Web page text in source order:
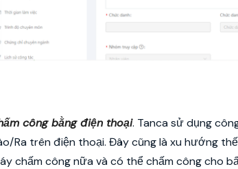
công bằng điện thoại. Tanca sử dụng
Ra trên điện thoại. Đây cũng là xu hướng
chấm công nữa và có thể chấm công cho